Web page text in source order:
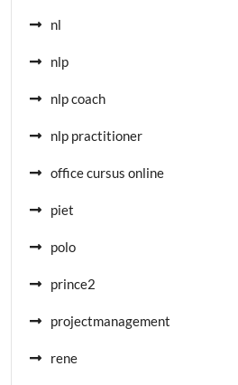
nl
nlp
nlp coach
nlp practitioner
office cursus online
piet
polo
prince2
projectmanagement
rene